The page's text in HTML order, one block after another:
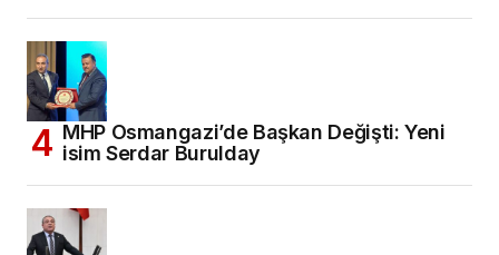
MHP Osmangazi’de Başkan Değişti: Yeni
isim Serdar Burulday